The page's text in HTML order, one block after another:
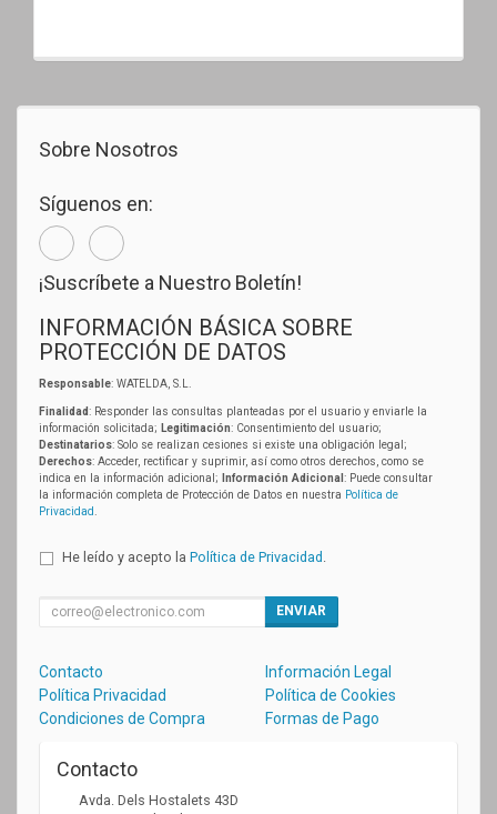
Sobre Nosotros
Síguenos en:
¡Suscríbete a Nuestro Boletín!
INFORMACIÓN BÁSICA SOBRE
PROTECCIÓN DE DATOS
Responsable: WATELDA, S.L.
Finalidad: Responder las consultas planteadas por el usuario y enviarle la
información solicitada; Legitimación: Consentimiento del usuario;
Destinatarios: Solo se realizan cesiones si existe una obligación legal;
Derechos: Acceder, rectificar y suprimir, así como otros derechos, como se
indica en la información adicional;
Información Adicional : Puede consultar
la información completa de Protección de Datos en nuestra Política de
Privacidad
He leído y acepto la Política de Privacidad
ENVIAR
Contacto
Información Legal
Política Privacidad
Política de Cookies
Condiciones de Compra
Formas de Pago
Contacto
Avda. Dels Hostalets 43D